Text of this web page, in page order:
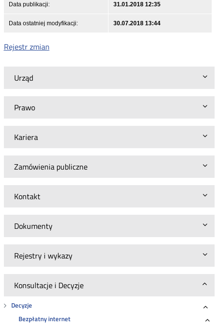
Urząd
Prawo
Kariera
Zamówienia publiczne
Kontakt
Dokumenty
Rejestry i wykazy
Konsultacje i Decyzje
Decyzje
Bezpłatny internet
Data publikacji: 31.01.2018 12:35
Data ostatniej modyfikacji: 30.07.2018 13:44
Rejestr zmian